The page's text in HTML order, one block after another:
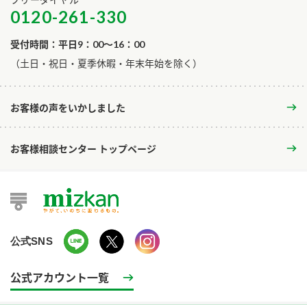
0120-261-330
受付時間：平日9：00～16：00
​（土日・祝日・夏季休暇・年末年始を除く）
お客様の声をいかしました
お客様相談センター トップページ
公式SNS
公式アカウント一覧